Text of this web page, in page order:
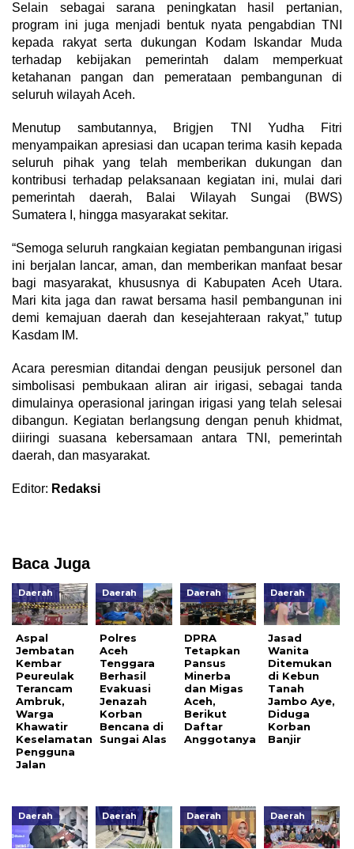
Selain sebagai sarana peningkatan hasil pertanian,
program ini juga menjadi bentuk nyata pengabdian TNI
kepada rakyat serta dukungan Kodam Iskandar Muda
terhadap kebijakan pemerintah dalam memperkuat
ketahanan pangan dan pemerataan pembangunan di
seluruh wilayah Aceh.
Menutup sambutannya, Brigjen TNI Yudha Fitri
menyampaikan apresiasi dan ucapan terima kasih kepada
seluruh pihak yang telah memberikan dukungan dan
kontribusi terhadap pelaksanaan kegiatan ini, mulai dari
pemerintah daerah, Balai Wilayah Sungai (BWS)
Sumatera I, hingga masyarakat sekitar.
“Semoga seluruh rangkaian kegiatan pembangunan irigasi
ini berjalan lancar, aman, dan memberikan manfaat besar
bagi masyarakat, khususnya di Kabupaten Aceh Utara.
Mari kita jaga dan rawat bersama hasil pembangunan ini
demi kemajuan daerah dan kesejahteraan rakyat,” tutup
Kasdam IM.
Acara peresmian ditandai dengan peusijuk personel dan
simbolisasi pembukaan aliran air irigasi, sebagai tanda
dimulainya operasional jaringan irigasi yang telah selesai
dibangun. Kegiatan berlangsung dengan penuh khidmat,
diiringi suasana kebersamaan antara TNI, pemerintah
daerah, dan masyarakat.
Editor: Redaksi
Baca Juga
Daerah
Aspal
Jembatan
Kembar
Peureulak
Terancam
Ambruk,
Warga
Khawatir
Keselamatan
Pengguna
Jalan
Daerah
Polres
Aceh
Tenggara
Berhasil
Evakuasi
Jenazah
Korban
Bencana di
Sungai Alas
Daerah
DPRA
Tetapkan
Pansus
Minerba
dan Migas
Aceh,
Berikut
Daftar
Anggotanya
Daerah
Jasad
Wanita
Ditemukan
di Kebun
Tanah
Jambo Aye,
Diduga
Korban
Banjir
Daerah Daerah Daerah Daerah